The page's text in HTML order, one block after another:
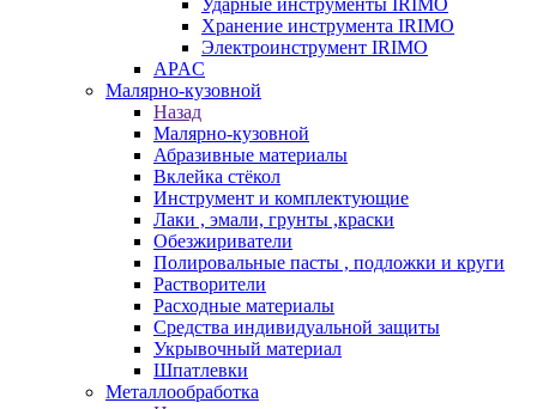
Ударные инструменты IRIMO
Хранение инструмента IRIMO
Электроинструмент IRIMO
APAC
Малярно-кузовной
Назад
Малярно-кузовной
Абразивные материалы
Вклейка стёкол
Инструмент и комплектующие
Лаки , эмали, грунты ,краски
Обезжириватели
Полировальные пасты , подложки и круги
Растворители
Расходные материалы
Средства индивидуальной защиты
Укрывочный материал
Шпатлевки
Металлообработка